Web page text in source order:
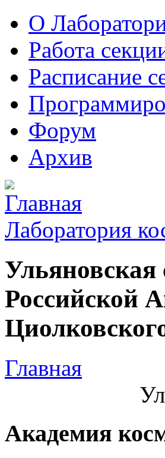
О
Работа
Расписание
Форум
Архив
Лаборатория
Ульяновская
Российской
Главная
Академия